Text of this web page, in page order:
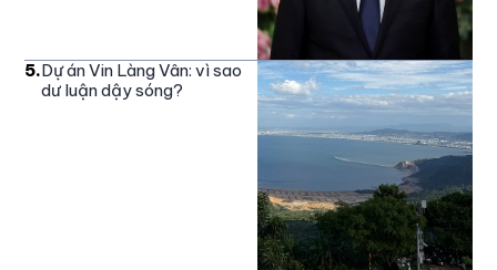
5.Dự án Vin Làng Vân: vì sao
dư luận dậy sóng?